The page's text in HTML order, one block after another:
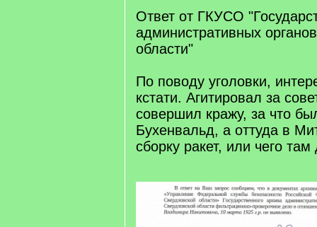
Ответ от ГКУСО
административных
области"
По поводу уголовки,
кстати. Агитировал за
совершил кражу, за что
Бухенвальд, а оттуда в
сборку ракет, или чего